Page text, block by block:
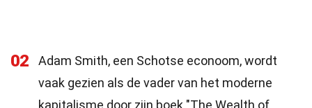
02
Adam Smith, een Schotse econoom, wordt
vaak gezien als de vader van het moderne
kapitalisme door zijn boek "The Wealth of